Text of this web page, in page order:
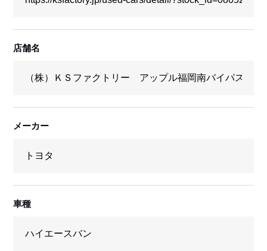
店舗名
メーカー
車種